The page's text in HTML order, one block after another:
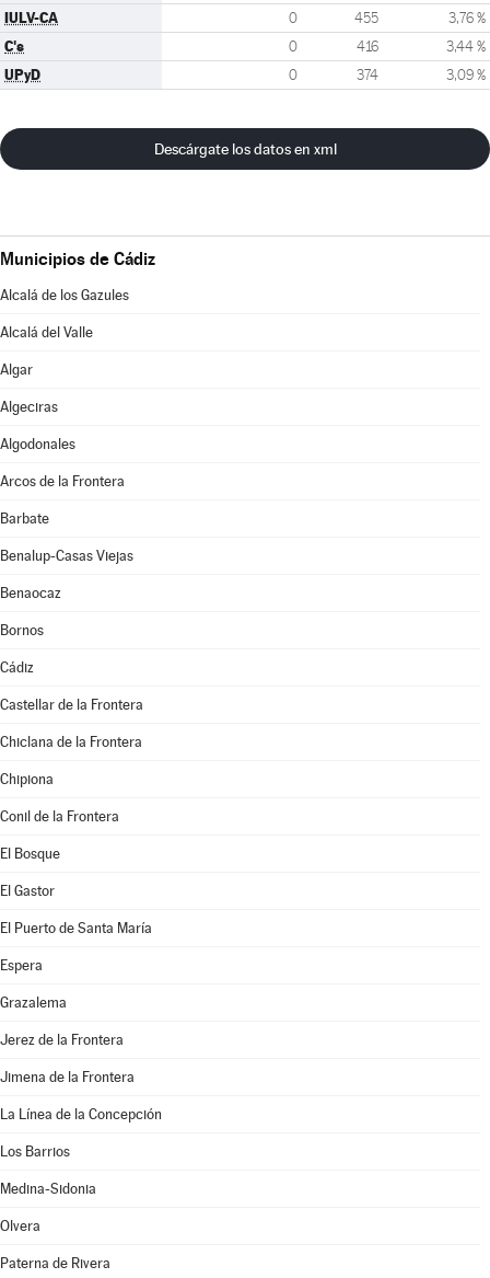
IULV-CA 0 455 3,76 %
C's 0 416 3,44 %
UPyD 0 374 3,09 %
Descárgate los datos en xml
Municipios de Cádiz
Alcalá de los Gazules
Alcalá del Valle
Algar
Algeciras
Algodonales
Arcos de la Frontera
Barbate
Benalup-Casas Viejas
Benaocaz
Bornos
Cádiz
Castellar de la Frontera
Chiclana de la Frontera
Chipiona
Conil de la Frontera
El Bosque
El Gastor
El Puerto de Santa María
Espera
Grazalema
Jerez de la Frontera
Jimena de la Frontera
La Línea de la Concepción
Los Barrios
Medina-Sidonia
Olvera
Paterna de Rivera